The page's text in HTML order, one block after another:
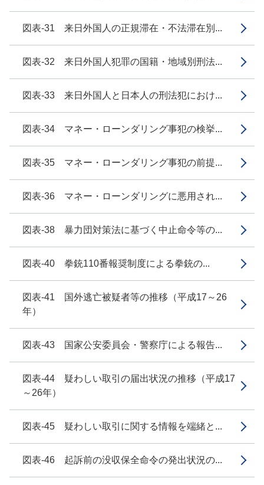
図表-31 来日外国人の正規滞在・不法滞在別...
図表-32 来日外国人犯罪の国籍・地域別刑法...
図表-33 来日外国人と日本人の刑法犯におけ...
図表-34 マネー・ローンダリング事犯の検挙...
図表-35 マネー・ローンダリング事犯の前提...
図表-36 マネー・ローンダリングに悪用され...
図表-38 暴力団対策法に基づく中止命令等の...
図表-40 拳銃110番報奨制度による拳銃の...
図表-41 国外逃亡被疑者等の推移（平成17～26
年）
図表-43 国家公安委員会・警察庁による報告...
図表-44 疑わしい取引の届出状況の推移（平成17
～26年）
図表-45 疑わしい取引に関する情報を端緒と...
図表-46 起訴前の没収保全命令の発出状況の...